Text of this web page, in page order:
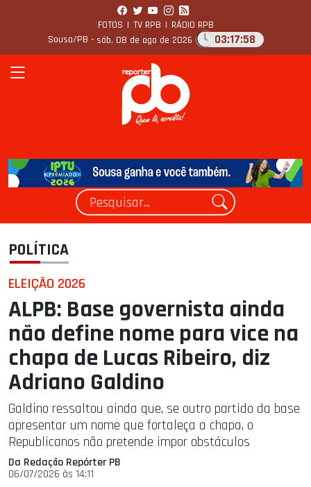
FOTOS | TV RPB | RÁDIO RPB
Sousa/PB - sáb, 08 de ago de 2026 03:17:59
POLÍTICA
ELEIÇÃO 2026
ALPB: Base governista ainda
não define nome para vice na
chapa de Lucas Ribeiro, diz
Adriano Galdino
Galdino ressaltou ainda que, se outro partido da base
apresentar um nome que fortaleça a chapa, o
Republicanos não pretende impor obstáculos
Da Redação Repórter PB
06/07/2026 às 14:11